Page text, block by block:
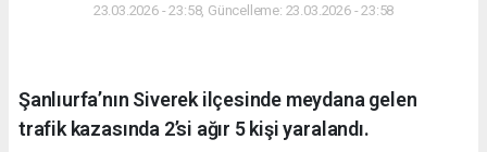
23.03.2026 - 23:58, Güncelleme: 23.03.2026 - 23:58
Şanlıurfa’nın Siverek ilçesinde meydana gelen
trafik kazasında 2’si ağır 5 kişi yaralandı.